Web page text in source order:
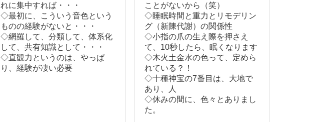
れに集中すれば・・・
◇最初に、こういう音色という
ものの経験がないと・・・
◇網羅して、分類して、体系化
して、共有知識として・・・
◇直観力というのは、やっぱ
り、経験が凄い必要
ことがないから（笑）
◇睡眠時間と重力とリモデリン
グ（新陳代謝）の関係性
◇小指の爪の生え際を押さえ
て、10秒したら、眠くなります
◇木火土金水の色って、定めら
れている？！
◇十種神宝の7番目は、大地で
あり、人
◇休みの間に、色々とありまし
た。